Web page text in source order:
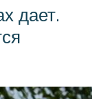
дает.